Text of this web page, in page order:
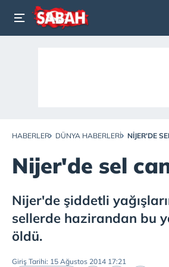
HABERLER DÜNYA HABERLERI NIJER'DE
Nijer'de sel
Nijer'de şiddetli
sellerde hazirandan bu
öldü.
Giriş Tarihi: 15 Ağustos 2014 17:21